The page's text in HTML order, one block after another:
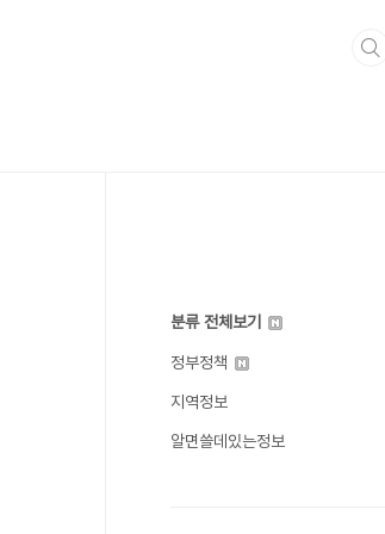
분류 전체보기
정부정책
지역정보
알면쓸데있는정보